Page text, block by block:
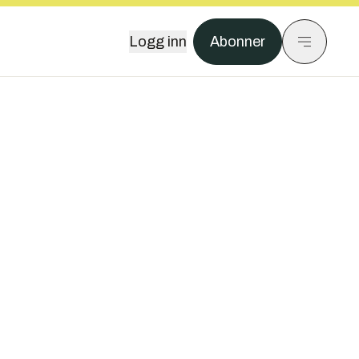
Logg inn Abonner